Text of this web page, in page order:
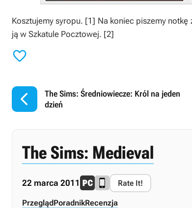
Kosztujemy syropu. [1] Na koniec piszemy notkę
ją w Szkatule Pocztowej. [2]


The Sims: Średniowiecze: Król na jeden
dzień
The Sims: Medieval
22 marca 2011 Rate It!
PrzeglądPoradnikRecenzja